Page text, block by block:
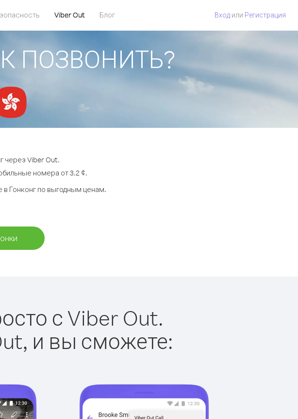
Viber Out Блог Вход или Регистрация
ПОЗВОНИТЬ?
через Viber Out.
номера от 3.2 ¢.
в Гонконг по выгодным ценам.
с Viber Out.
и вы сможете: